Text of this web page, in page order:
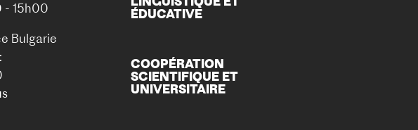
- 15h00
Bulgarie
ÉDUCATIVE
COOPÉRATION
SCIENTIFIQUE ET
UNIVERSITAIRE